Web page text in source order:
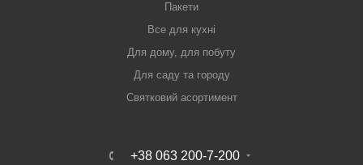
Пакети
Все для кухні
Для дому, для побуту
Для саду та городу
Святковий асортимент
+38 063 200-7-200